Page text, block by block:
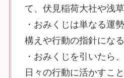
て、伏見稲荷大社や浅
・おみくじは単なる運
構えや行動の指針になる
・おみくじを引いたら
日々の行動に活かすこ